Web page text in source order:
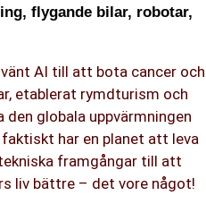
flygande bilar, robotar,
AI till att bota cancer och
etablerat rymdturism och
globala uppvärmningen
har en planet att leva
framgångar till att
liv bättre – det vore något!